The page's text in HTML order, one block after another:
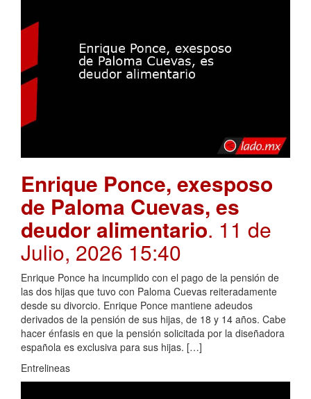
Enrique Ponce, exesposo
de Paloma Cuevas, es
deudor alimentario. 11 de
Julio, 2026 15:40
Enrique Ponce ha incumplido con el pago de la pensión de
las dos hijas que tuvo con Paloma Cuevas reiteradamente
desde su divorcio. Enrique Ponce mantiene adeudos
derivados de la pensión de sus hijas, de 18 y 14 años. Cabe
hacer énfasis en que la pensión solicitada por la diseñadora
española es exclusiva para sus hijas. […]
Entrelineas